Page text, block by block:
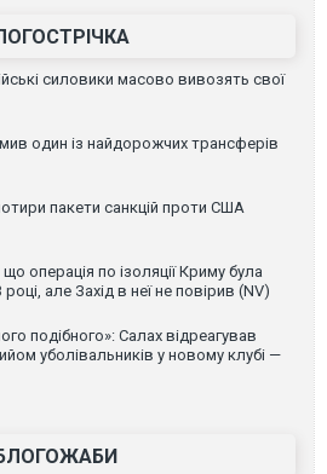
силовики масово вивозять свої
один із найдорожчих трансферів
пакети санкцій проти США
операція по ізоляції Криму була
але Захід в неї не повірив (NV)
подібного»: Салах відреагував
уболівальників у новому клубі —